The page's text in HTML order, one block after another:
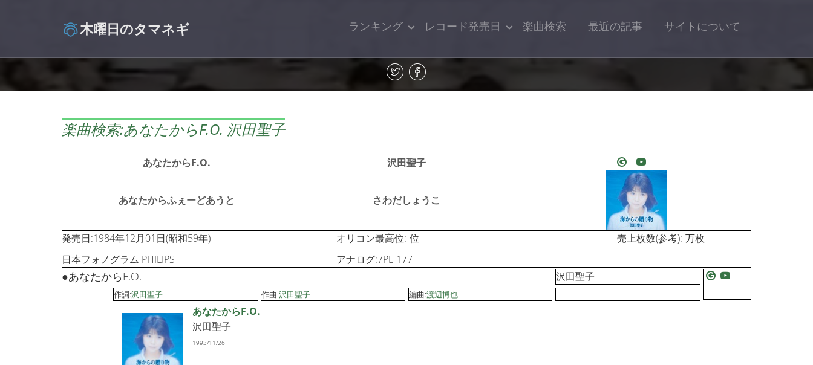
木曜日のタマネギ ランキング レコード発売日 楽曲検索 最近の記事 サイトについて
楽曲検索:あなたからF.O. 沢田聖子
あなたからF.O. 沢田聖子
あなたからふぇーどあうと さわだしょうこ
発売日:1984年12月01日(昭和59年) オリコン最高位:-位
売上枚数(参考):-万枚
日本フォノグラム PHILIPS
アナログ:7PL-177
●あなたからF.O. 沢田聖子
作詞:沢田聖子 作曲:沢田聖子 編曲:渡辺博也
あなたからF.O.
沢田聖子
1993/11/26